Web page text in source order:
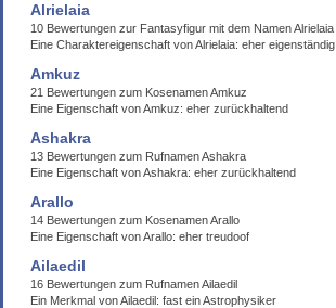
Alrielaia
10 Bewertungen zur Fantasyfigur mit dem Namen Alrielaia
Eine Charaktereigenschaft von Alrielaia: eher eigenständig
Amkuz
21 Bewertungen zum Kosenamen Amkuz
Eine Eigenschaft von Amkuz: eher zurückhaltend
Ashakra
13 Bewertungen zum Rufnamen Ashakra
Eine Eigenschaft von Ashakra: eher zurückhaltend
Arallo
14 Bewertungen zum Kosenamen Arallo
Eine Eigenschaft von Arallo: eher treudoof
Ailaedil
16 Bewertungen zum Rufnamen Ailaedil
Ein Merkmal von Ailaedil: fast ein Astrophysiker